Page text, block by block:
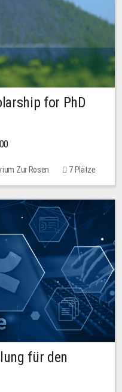
for PhD
Zur Rosen
7 Plätze
für den